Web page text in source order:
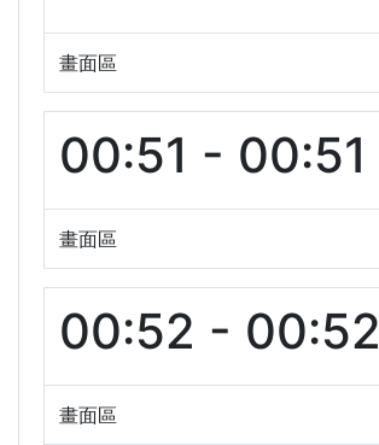
畫面區
00:51 - 00:51
畫面區
00:52 - 00:52
畫面區